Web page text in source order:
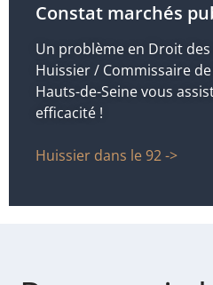
Constat marchés
Un problème en Droit
Huissier / Commissaire
Hauts-de-Seine vous
efficacité !
Huissier dans le 92 ->